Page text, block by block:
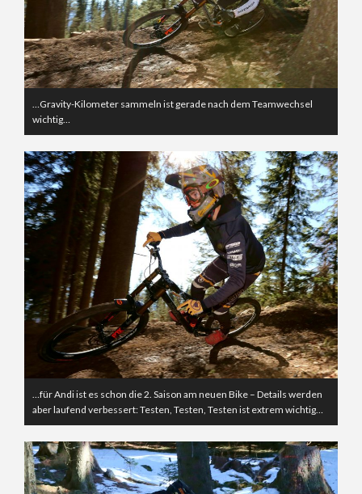
…Gravity-Kilometer sammeln ist gerade nach dem Teamwechsel
wichtig…
…für Andi ist es schon die 2. Saison am neuen Bike – Details werden
aber laufend verbessert: Testen, Testen, Testen ist extrem wichtig…